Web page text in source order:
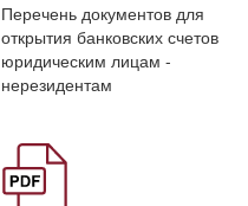
Перечень документов для
открытия банковских счетов
юридическим лицам -
нерезидентам